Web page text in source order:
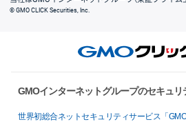
© GMO CLICK Securities, Inc.
GMOインターネットグループのセキュリ
世界初総合ネットセキュリティサービス「